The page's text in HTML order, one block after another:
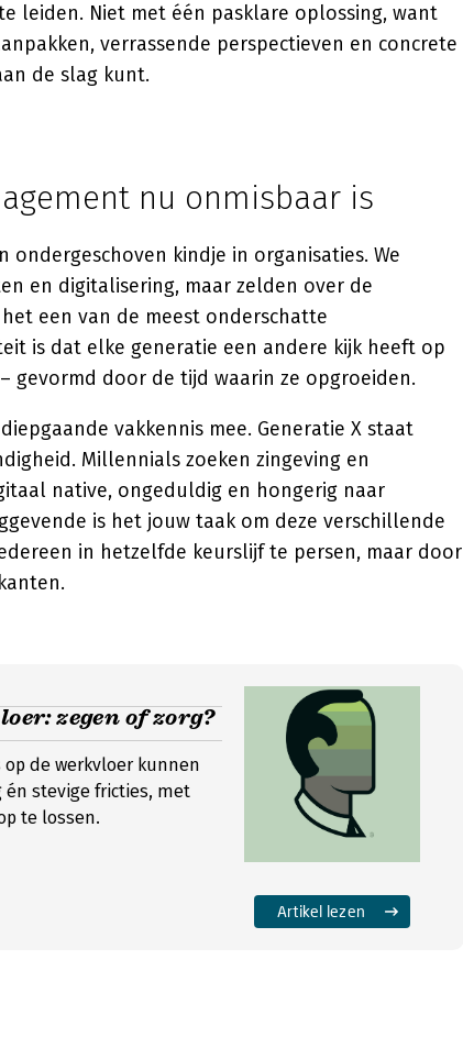
leiden. Niet met één pasklare oplossing, want
verrassende perspectieven en concrete
de slag kunt.
nu onmisbaar is
ondergeschoven kindje in organisaties. We
en digitalisering, maar zelden over de
een van de meest onderschatte
is dat elke generatie een andere kijk heeft op
gevormd door de tijd waarin ze opgroeiden.
vakkennis mee. Generatie X staat
Millennials zoeken zingeving en
native, ongeduldig en hongerig naar
is het jouw taak om deze verschillende
in hetzelfde keurslijf te persen, maar door
zegen of zorg?
de werkvloer kunnen
stevige fricties, met
te lossen.
Artikel lezen